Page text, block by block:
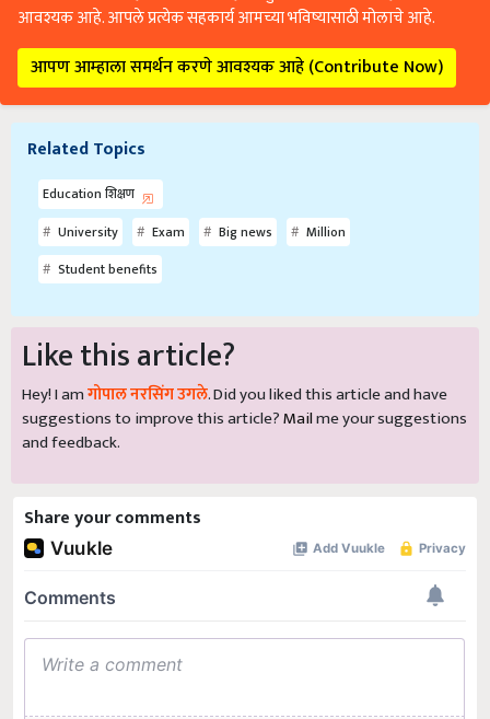
आवश्यक आहे. आपले प्रत्येक सहकार्य आमच्या भविष्यासाठी मोलाचे आहे.
आपण आम्हाला समर्थन करणे आवश्यक आहे (Contribute Now)
Related Topics
Education शिक्षण
University
Exam Big news
Million
Student benefits
Like this article?
Hey! I amगोपाल नरसिंग उगले. Did you liked this article and have
suggestions to improve this article?Mailme your suggestions
and feedback.
Share your comments